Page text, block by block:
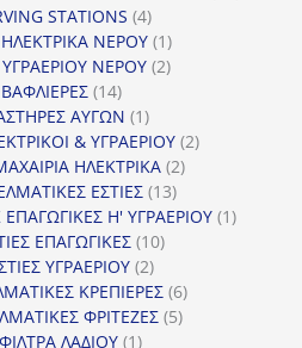
STATIONS 44
προϊόντα
ΗΛΕΚΤΡΙΚΑ ΝΕΡΟΥ 11
προϊόν
ΥΓΡΑΕΡΙΟΥ ΝΕΡΟΥ 22
ΒΑΦΛΙΕΡΕΣ 1414
προϊόντα
ΑΥΓΩΝ 11
προϊόν
& ΥΓΡΑΕΡΙΟΥ 22
ΗΛΕΚΤΡΙΚΑ 22
ΕΣΤΙΕΣ 1313
προϊόντα
ΕΠΑΓΩΓΙΚΕΣ Η' ΥΓΡΑΕΡΙΟΥ 11
ΕΠΑΓΩΓΙΚΕΣ 1010
ΥΓΡΑΕΡΙΟΥ 22
προϊόντα
ΚΡΕΠΙΕΡΕΣ 66
προϊόντα
ΦΡΙΤΕΖΕΣ 55
ΦΙΛΤΡΑ ΛΑΔΙΟΥ 11